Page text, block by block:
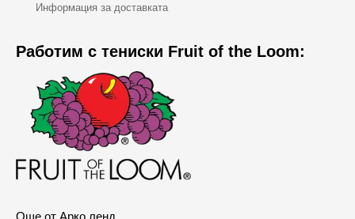
Информация за доставката
Работим с тениски Fruit of the Loom: